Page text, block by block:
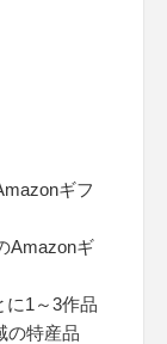
ギフ
Amazonギ
に1～3作品
の特産品